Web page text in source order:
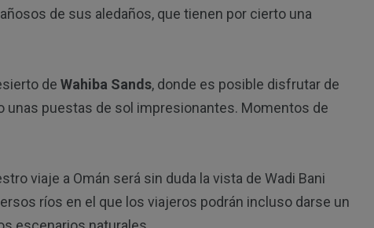
de sus aledaños, que tienen por cierto una
de Wahiba Sands, donde es posible disfrutar de
puestas de sol impresionantes. Momentos de
viaje a Omán será sin duda la vista de Wadi Bani
ríos en el que los viajeros podrán incluso darse un